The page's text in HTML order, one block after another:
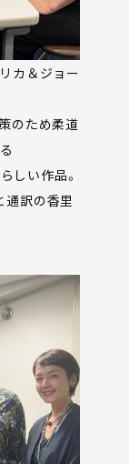
カ＆ジョー
のため柔道
しい作品。
訳の香里